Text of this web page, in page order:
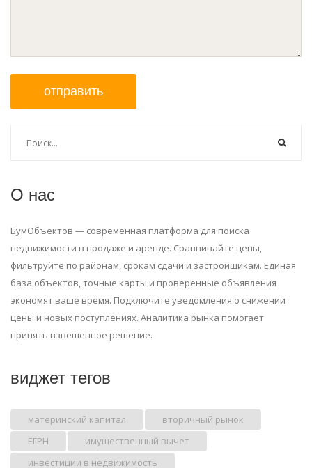
отправить
О нас
БумОбъектов — современная платформа для поиска
недвижимости в продаже и аренде. Сравнивайте цены,
фильтруйте по районам, срокам сдачи и застройщикам. Единая
база объектов, точные карты и проверенные объявления
экономят ваше время. Подключите уведомления о снижении
цены и новых поступлениях. Аналитика рынка помогает
принять взвешенное решение.
виджет тегов
материнский капитал
вторичный рынок
ЕГРН
имущественный вычет
инвестиции в недвижимость